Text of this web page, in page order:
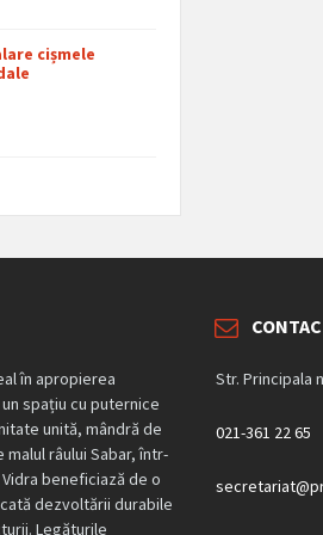
cișmele
în apropierea
spațiu cu puternice
unită, mândră de
râului Sabar, într-
beneficiază de o
dezvoltării durabile
Legăturile
Str. Principala
021-361 22 65